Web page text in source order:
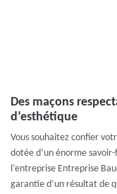
Des maçons
d’esthétique
Vous souhaitez confier
dotée d’un énorme
l’entreprise Entreprise
garantie d’un résultat de